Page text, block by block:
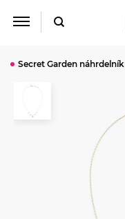
Secret Garden náhrdelník